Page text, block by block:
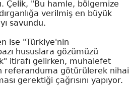
Çelik, "Bu hamle, bölgemize
verilmiş en büyük
savundu.
ise "Türkiye'nin
hususlara gözümüzü
itirafı gelirken, muhalefet
referanduma götürülerek nihai
gerektiği çağrısını yapıyor.